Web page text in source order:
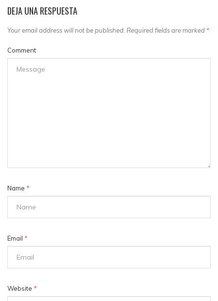
DEJA UNA RESPUESTA
Your email address will not be published. Required fields are marked *
Comment
Name *
Email *
Website *